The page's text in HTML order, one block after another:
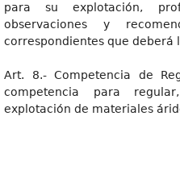
para su explotación,
observaciones y
correspondientes que deberá
Art. 8.- Competencia de
competencia para
explotación de materiales